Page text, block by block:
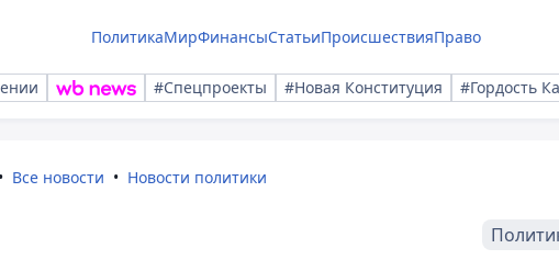
ПолитикаМирФинансыСтатьиПроисшествияПраво
#Спецпроекты #Новая Конституция #Гордость
Все новости Новости политики